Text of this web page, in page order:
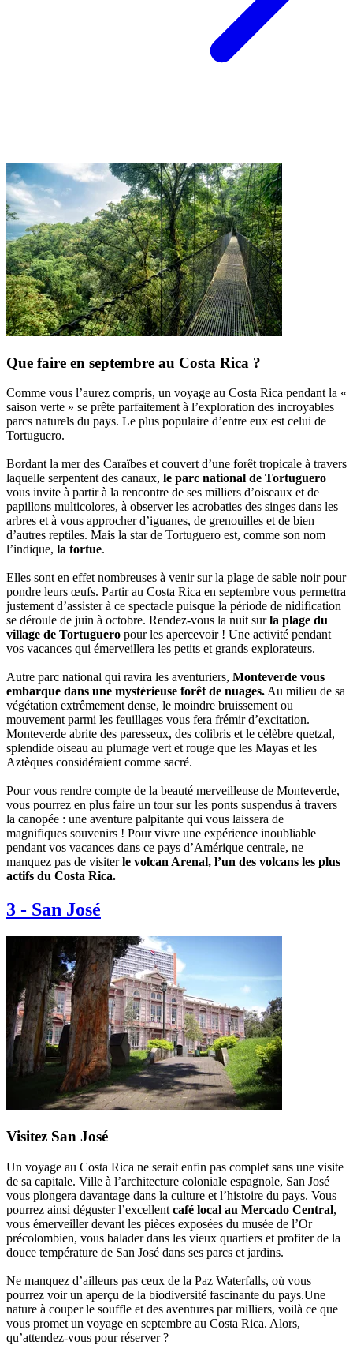
Que faire en septembre au Costa Rica ?
Comme vous l’aurez compris, un voyage au Costa Rica pendant la «
saison verte » se prête parfaitement à l’exploration des incroyables
parcs naturels du pays. Le plus populaire d’entre eux est celui de
Tortuguero.
Bordant la mer des Caraïbes et couvert d’une forêt tropicale à travers
laquelle serpentent des canaux, le parc national de Tortuguero
vous invite à partir à la rencontre de ses milliers d’oiseaux et de
papillons multicolores, à observer les acrobaties des singes dans les
arbres et à vous approcher d’iguanes, de grenouilles et de bien
d’autres reptiles. Mais la star de Tortuguero est, comme son nom
l’indique, la tortue.
Elles sont en effet nombreuses à venir sur la plage de sable noir pour
pondre leurs œufs. Partir au Costa Rica en septembre vous permettra
justement d’assister à ce spectacle puisque la période de nidification
se déroule de juin à octobre. Rendez-vous la nuit surla plage du
village de Tortuguero pour les apercevoir ! Une activité pendant
vos vacances qui émerveillera les petits et grands explorateurs.
Autre parc national qui ravira les aventuriers, Monteverde vous
embarque dans une mystérieuse forêt de nuages. Au milieu de sa
végétation extrêmement dense, le moindre bruissement ou
mouvement parmi les feuillages vous fera frémir d’excitation.
Monteverde abrite des paresseux, des colibris et le célèbre quetzal,
splendide oiseau au plumage vert et rouge que les Mayas et les
Aztèques considéraient comme sacré.
Pour vous rendre compte de la beauté merveilleuse de Monteverde,
vous pourrez en plus faire un tour sur les ponts suspendus à travers
la canopée : une aventure palpitante qui vous laissera de
magnifiques souvenirs ! Pour vivre une expérience inoubliable
pendant vos vacances dans ce pays d’Amérique centrale, ne
manquez pas de visiterle volcan Arenal, l’un des volcans les plus
actifs du Costa Rica.
3 - San José
Visitez San José
Un voyage au Costa Rica ne serait enfin pas complet sans une visite
de sa capitale. Ville à l’architecture coloniale espagnole, San José
vous plongera davantage dans la culture et l’histoire du pays. Vous
pourrez ainsi déguster l’excellent café local au Mercado Central,
vous émerveiller devant les pièces exposées du musée de l’Or
précolombien, vous balader dans les vieux quartiers et profiter de la
douce température de San José dans ses parcs et jardins.
Ne manquez d’ailleurs pas ceux de la Paz Waterfalls, où vous
pourrez voir un aperçu de la biodiversité fascinante du pays.Une
nature à couper le souffle et des aventures par milliers, voilà ce que
vous promet un voyage en septembre au Costa Rica. Alors,
qu’attendez-vous pour réserver ?